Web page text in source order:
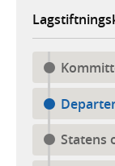
Statens